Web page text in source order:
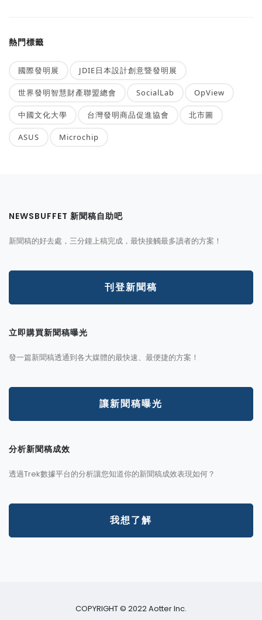
熱門標籤
國際發明展 JDIE日本設計創意暨發明展
世界發明智慧財產聯盟總會 SocialLab OpView
中國文化大學 台灣發明商品促進協會 北市圖
ASUS Microchip
NEWSBUFFET 新聞稿自助吧
新聞稿的好去處，三分鐘上稿完成，最快接觸最多讀者的方案！
刊登新聞稿
立即購買新聞稿曝光
發一篇新聞稿透通到各大媒體的最快速、最便捷的方案！
讓新聞稿曝光
分析新聞稿成效
透過Trek數據平台的分析讓您知道你的新聞稿成效表現如何？
我想了解
COPYRIGHT © 2022 Aotter Inc.